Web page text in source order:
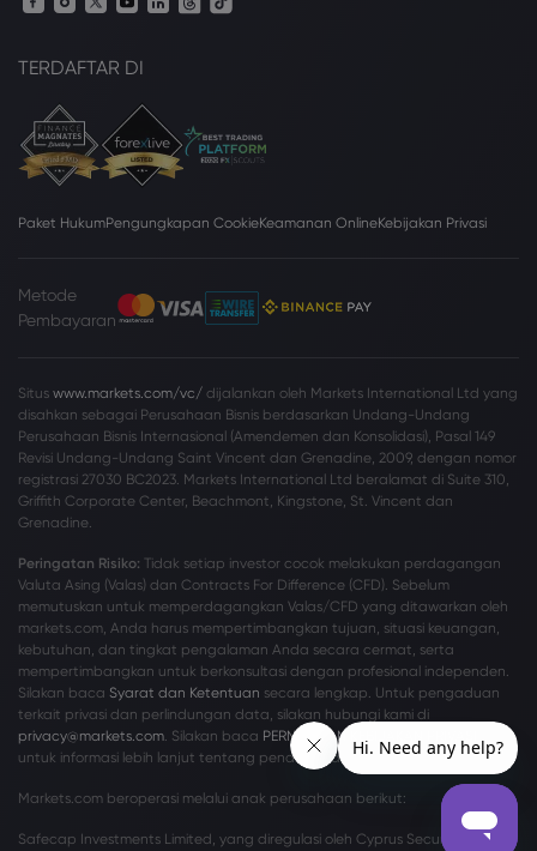
TERDAFTAR DI
Paket HukumPengungkapan CookieKeamanan OnlineKebijakan Privasi
Metode
Pembayaran
Situs www.markets.com/vc/ dijalankan oleh Markets International Ltd yang
disahkan sebagai Perusahaan Bisnis berdasarkan Undang-Undang
Perusahaan Bisnis Internasional (Amendemen dan Konsolidasi), Pasal 149
Revisi Undang-Undang Saint Vincent dan Grenadine, 2009, dengan nomor
registrasi 27030 BC2023. Markets International Ltd beralamat di Suite 310,
Griffith Corporate Center, Beachmont, Kingstone, St. Vincent dan
Grenadine.
Peringatan Risiko: Tidak setiap investor cocok melakukan perdagangan
Valuta Asing (Valas) dan Contracts For Difference (CFD). Sebelum
memutuskan untuk memperdagangkan Valas/CFD yang ditawarkan oleh
markets.com, Anda harus mempertimbangkan tujuan, situasi keuangan,
kebutuhan, dan tingkat pengalaman Anda secara cermat, serta
mempertimbangkan untuk berkonsultasi dengan profesional independen.
Silakan baca Syarat dan Ketentuan secara lengkap. Untuk pengaduan
terkait privasi dan perlindungan data, silakan hubungi kami di
privacy@markets.com . Silakan baca PERNYATAAN KEBIJAKAN PRIVASI
untuk informasi lebih lanjut tentang penanganan data pribadi.
Markets.com beroperasi melalui anak perusahaan berikut:
Safecap Investments Limited, yang diregulasi oleh Cyprus Securities and